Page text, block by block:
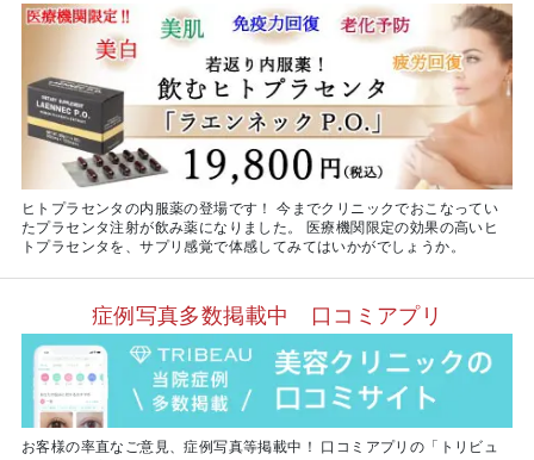
ヒトプラセンタの内服薬の登場です！ 今までクリニックでおこなってい
たプラセンタ注射が飲み薬になりました。 医療機関限定の効果の高いヒ
トプラセンタを、サプリ感覚で体感してみてはいかがでしょうか。
症例写真多数掲載中 口コミアプリ
お客様の率直なご意見、症例写真等掲載中！ 口コミアプリの「トリビュ